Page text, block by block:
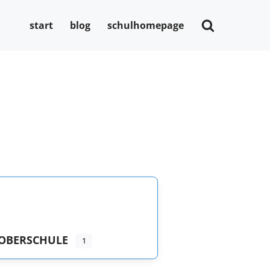
start blog schulhomepage
1